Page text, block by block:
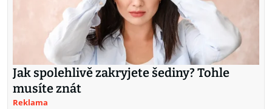
Jak spolehlivě zakryjete šediny? Tohle
musíte znát
Reklama